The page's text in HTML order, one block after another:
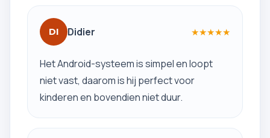
DI Didier ★★★★★
Het Android-systeem is simpel en loopt
niet vast, daarom is hij perfect voor
kinderen en bovendien niet duur.